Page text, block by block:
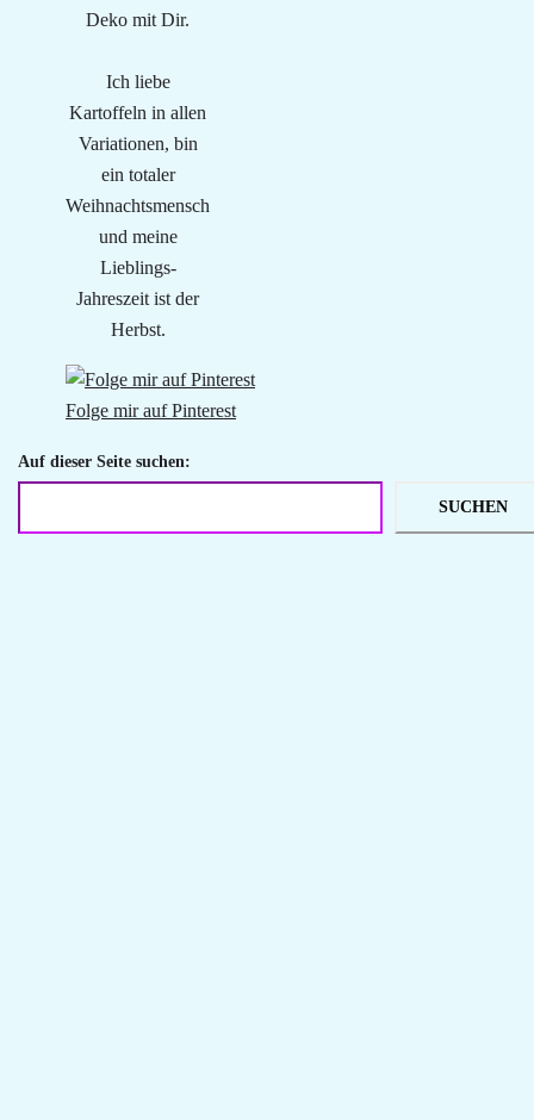
Deko mit Dir.
Ich liebe
Kartoffeln in allen
Variationen, bin
ein totaler
Weihnachtsmensch
und meine
Lieblings-
Jahreszeit ist der
Herbst.
Folge mir auf Pinterest
Auf dieser Seite suchen:
SUCHEN